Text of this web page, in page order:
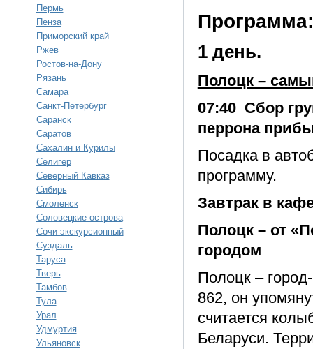
Пермь
Пенза
Приморский край
Ржев
Ростов-на-Дону
Рязань
Самара
Санкт-Петербург
Саранск
Саратов
Сахалин и Курилы
Селигер
Северный Кавказ
Сибирь
Смоленск
Соловецкие острова
Сочи экскурсионный
Суздаль
Таруса
Тверь
Тамбов
Тула
Урал
Удмуртия
Ульяновск
Программа:
1 день.
Полоцк –
07:40 Сбор
перрона
Посадка в
программу.
Завтрак в
Полоцк – от
городом
Полоцк –
862, он
считается
Беларуси.